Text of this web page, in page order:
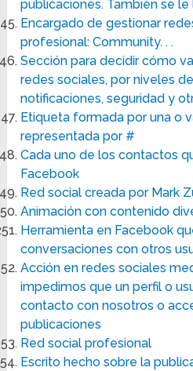
publicaciones. También se le
Encargado de gestionar
profesional: Community. . .
Sección para decidir cómo
redes sociales, por niveles
notificaciones, seguridad y
Etiqueta formada por una o
representada por #
Cada uno de los contactos
Facebook
Red social creada por Mark
Animación con contenido
Herramienta en Facebook
conversaciones con otros
Acción en redes sociales
impedimos que un perfil o
contacto con nosotros o
publicaciones
Red social profesional
Escrito hecho sobre la